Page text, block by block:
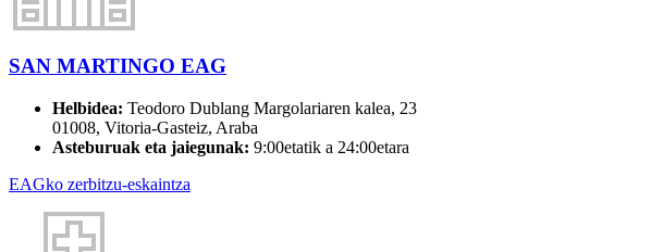
SAN MARTINGO EAG
Helbidea: Teodoro Dublang Margolariaren kalea, 23
01008, Vitoria-Gasteiz, Araba
Asteburuak eta jaiegunak: 9:00etatik a 24:00etara
EAGko zerbitzu-eskaintza